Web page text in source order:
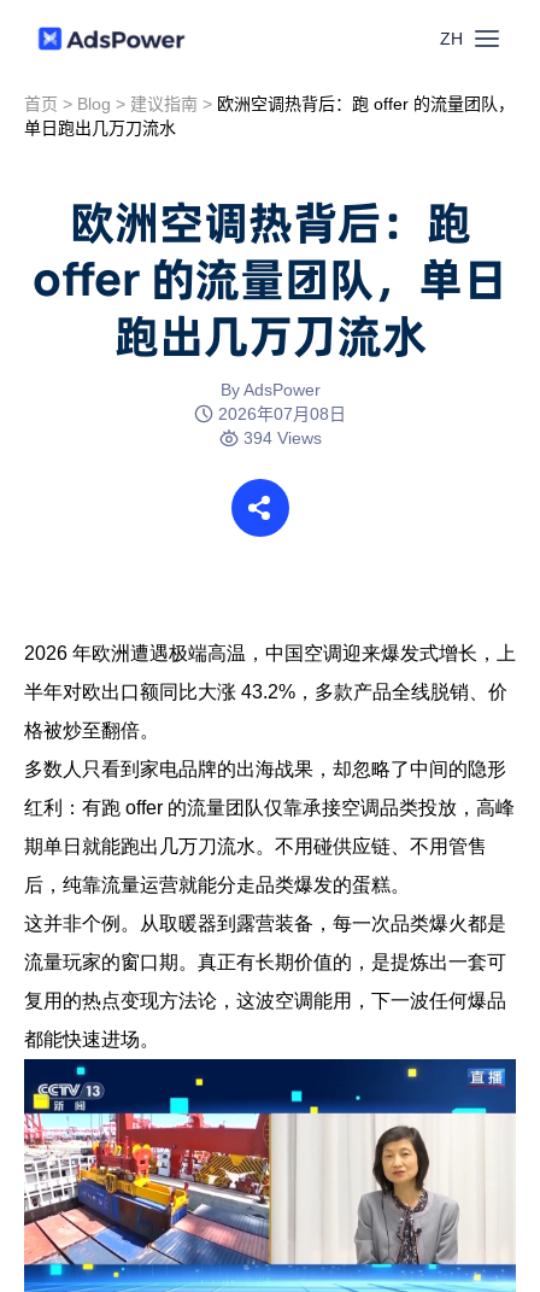
ZH
功能
窗口同步
RPA
账号安全
联盟营销
跨境电商
流量套利
票务管理
博客中心
免费工具
RPA模板
推广返现
首页 > Blog > 建议指南 > 欧洲空调热背后：跑 offer 的流量团队，
单日跑出几万刀流水
欧洲空调热背后：跑
offer 的流量团队，单日
跑出几万刀流水
By AdsPower
2026年07月08日
394 Views
2026 年欧洲遭遇极端高温，中国空调迎来爆发式增长，上
半年对欧出口额同比大涨 43.2%，多款产品全线脱销、价
格被炒至翻倍。
多数人只看到家电品牌的出海战果，却忽略了中间的隐形
红利：有跑 offer 的流量团队仅靠承接空调品类投放，高峰
期单日就能跑出几万刀流水。不用碰供应链、不用管售
后，纯靠流量运营就能分走品类爆发的蛋糕。
这并非个例。从取暖器到露营装备，每一次品类爆火都是
流量玩家的窗口期。真正有长期价值的，是提炼出一套可
复用的热点变现方法论，这波空调能用，下一波任何爆品
都能快速进场。